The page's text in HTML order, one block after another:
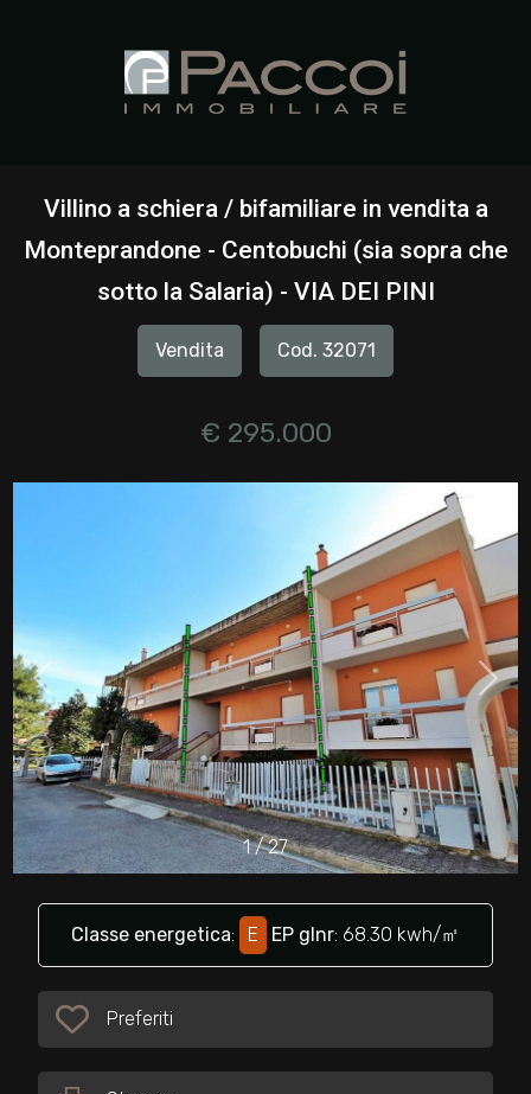
Villino a schiera / bifamiliare in vendita a
Monteprandone - Centobuchi (sia sopra che
sotto la Salaria) - VIA DEI PINI
Vendita Cod. 32071
€ 295.000
1 / 27
Classe energetica: E EP glnr: 68.30 kwh/㎡
Preferiti: Cod. 32071
Preferiti
IMMOBILI
Qualsiasi
Comune
Tipologia
multiscelta
Qualsiasi